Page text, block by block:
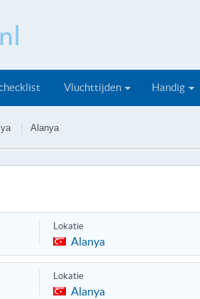
Vluchttijden Handig
Alanya
Lokatie
Alanya
Lokatie
Alanya